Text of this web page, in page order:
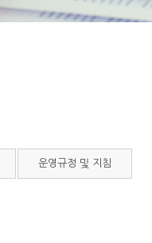
운영규정 및 지침